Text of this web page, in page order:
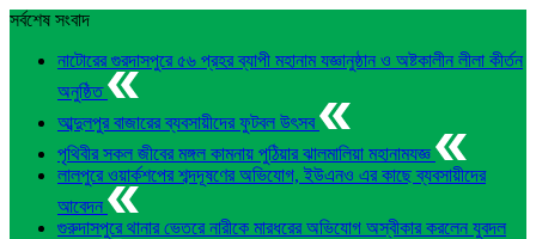
সর্বশেষ সংবাদ
নাটোরের গুরদাসপুরে ৫৬ প্রহর ব্যাপী মহানাম যজ্ঞানুষ্ঠান ও অষ্টকালীন লীলা কীর্তন
অনুষ্ঠিত
আব্দুলপুর বাজারের ব্যবসায়ীদের ফুটবল উৎসব
পৃথিবীর সকল জীবের মঙ্গল কামনায় পুঠিয়ার ঝালমালিয়া মহানামযজ্ঞ
লালপুরে ওয়ার্কশপের শব্দদূষণের অভিযোগ, ইউএনও এর কাছে ব্যবসায়ীদের
আবেদন
গুরুদাসপুরে থানার ভেতরে নারীকে মারধরের অভিযোগ অস্বীকার করলেন যুবদল